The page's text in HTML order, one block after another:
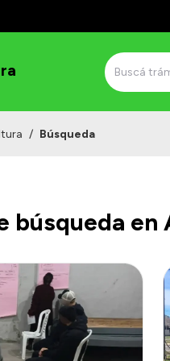
/ Búsqueda
búsqueda